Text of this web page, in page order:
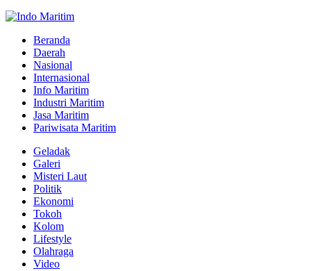
Beranda
Daerah
Nasional
Internasional
Info Maritim
Industri Maritim
Jasa Maritim
Pariwisata Maritim
Geladak
Galeri
Misteri Laut
Politik
Ekonomi
Tokoh
Kolom
Lifestyle
Olahraga
Video